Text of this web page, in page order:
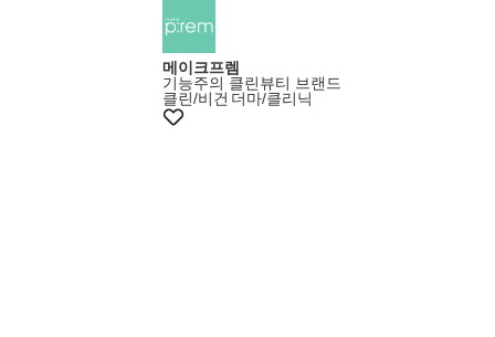
반짝특가
메이크프렘
기능주의 클린뷰티 브랜드
클린/비건 더마/클리닉